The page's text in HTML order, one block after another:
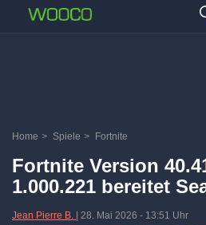
Home > Spiele > Fortnite
Fortnite Version
1.000.221 bereitet
Jean Pierre B. 28. Mai 2026 - 13:51 Uhr